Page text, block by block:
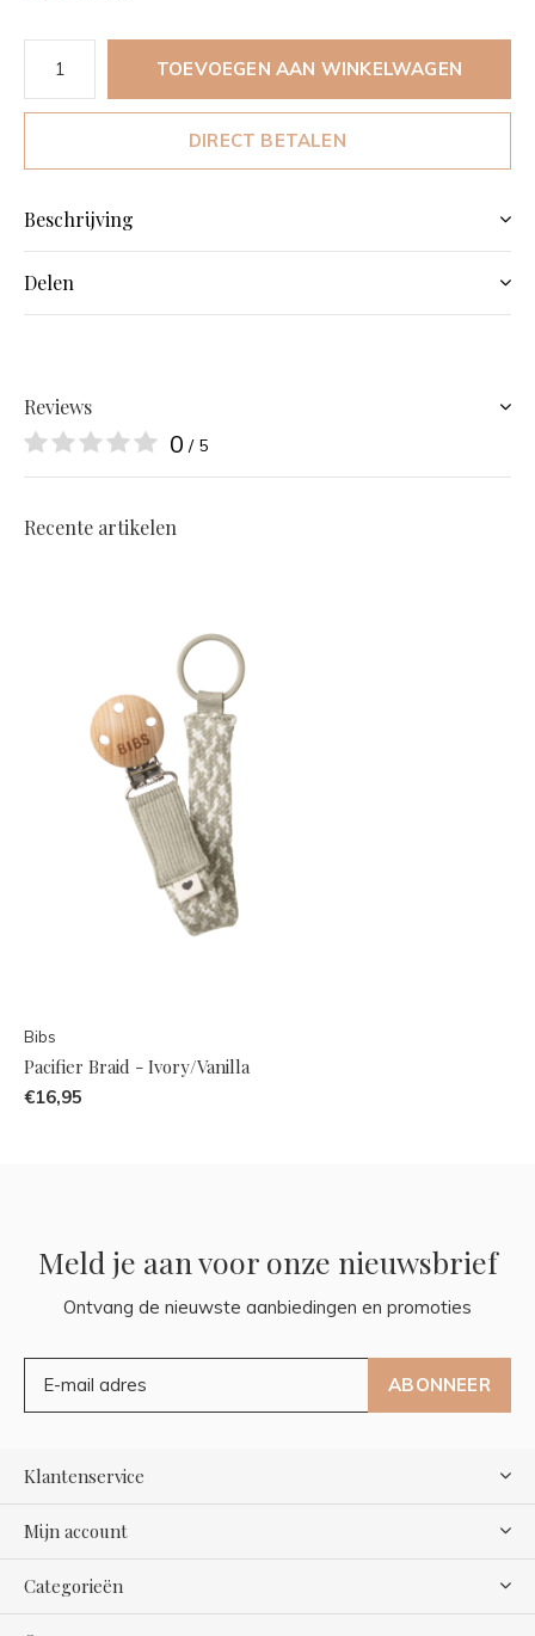
TOEVOEGEN AAN WINKELWAGEN
DIRECT BETALEN
Beschrijving
Delen
Reviews
0 / 5
Recente artikelen
Bibs
Pacifier Braid - Ivory/Vanilla
€16,95
Meld je aan voor onze nieuwsbrief
Ontvang de nieuwste aanbiedingen en promoties
ABONNEER
Klantenservice
Mijn account
Categorieën